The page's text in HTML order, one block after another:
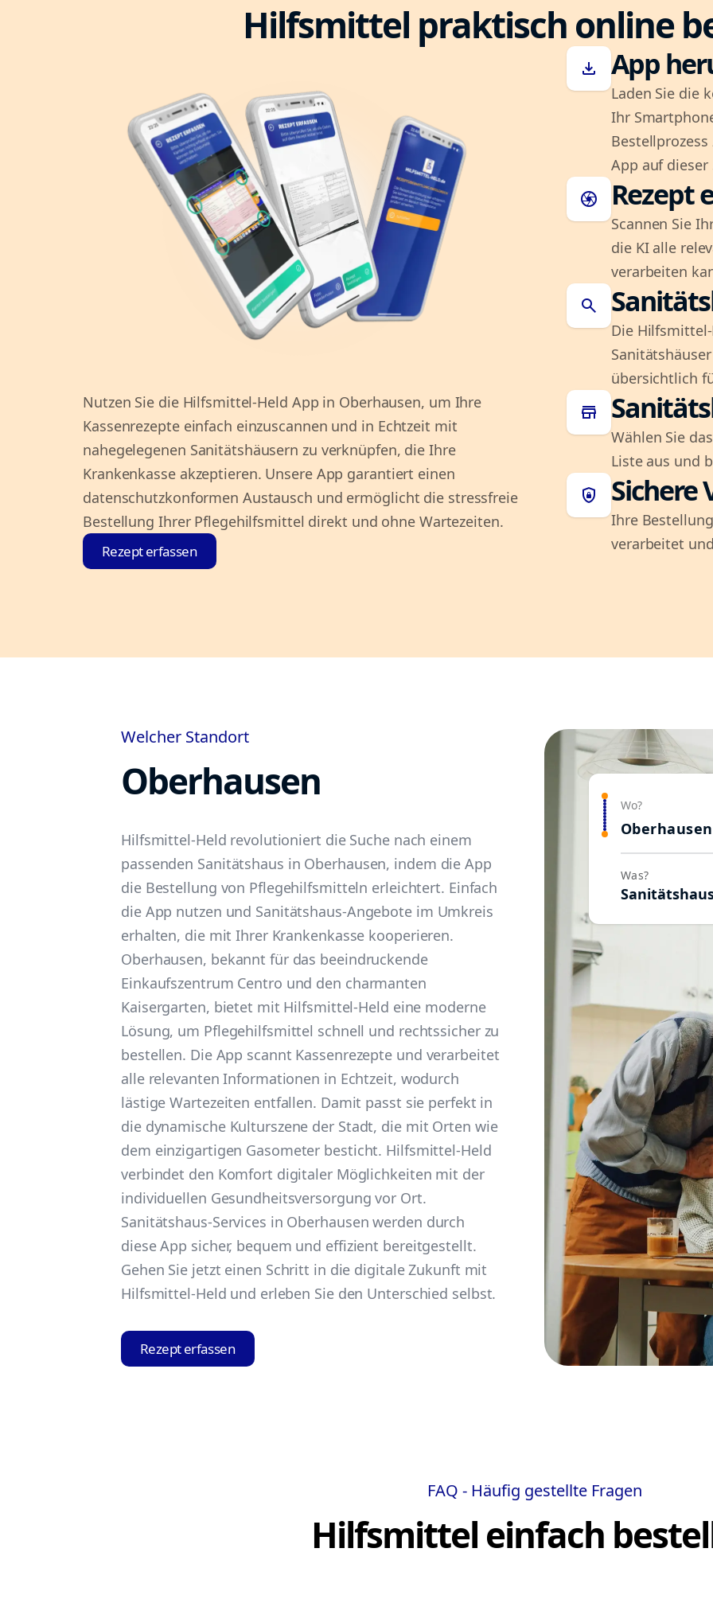
Hilfsmittel praktisch online
Nutzen Sie die Hilfsmittel-Held App in Oberhausen, um Ihre
Kassenrezepte einfach einzuscannen und in Echtzeit mit
nahegelegenen Sanitätshäusern zu verknüpfen, die Ihre
Krankenkasse akzeptieren. Unsere App garantiert einen
datenschutzkonformen Austausch und ermöglicht die stressfreie
Bestellung Ihrer Pflegehilfsmittel direkt und ohne Wartezeiten.
Rezept erfassen
download App
Laden Sie die
Ihr
App auf dieser
camera Rezept
Scannen Sie
die KI alle
verarbeiten
search
Die
übersichtlich
store
Wählen Sie
Liste aus und
shield_lock Sichere
Ihre
verarbeitet
Welcher Standort
Oberhausen
Hilfsmittel-Held revolutioniert die Suche nach einem
passenden Sanitätshaus in Oberhausen, indem die App
die Bestellung von Pflegehilfsmitteln erleichtert. Einfach
die App nutzen und Sanitätshaus-Angebote im Umkreis
erhalten, die mit Ihrer Krankenkasse kooperieren.
Oberhausen, bekannt für das beeindruckende
Einkaufszentrum Centro und den charmanten
Kaisergarten, bietet mit Hilfsmittel-Held eine moderne
Lösung, um Pflegehilfsmittel schnell und rechtssicher zu
bestellen. Die App scannt Kassenrezepte und verarbeitet
alle relevanten Informationen in Echtzeit, wodurch
lästige Wartezeiten entfallen. Damit passt sie perfekt in
die dynamische Kulturszene der Stadt, die mit Orten wie
dem einzigartigen Gasometer besticht. Hilfsmittel-Held
verbindet den Komfort digitaler Möglichkeiten mit der
individuellen Gesundheitsversorgung vor Ort.
Sanitätshaus-Services in Oberhausen werden durch
diese App sicher, bequem und effizient bereitgestellt.
Gehen Sie jetzt einen Schritt in die digitale Zukunft mit
Hilfsmittel-Held und erleben Sie den Unterschied selbst.
Rezept erfassen
Wo?
Oberhausen
Was?
FAQ - Häufig gestellte Fragen
Hilfsmittel einfach